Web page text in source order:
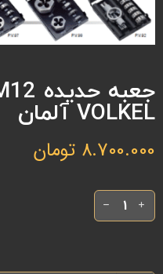
VOLKEL آلمان
8.700.000 تومان